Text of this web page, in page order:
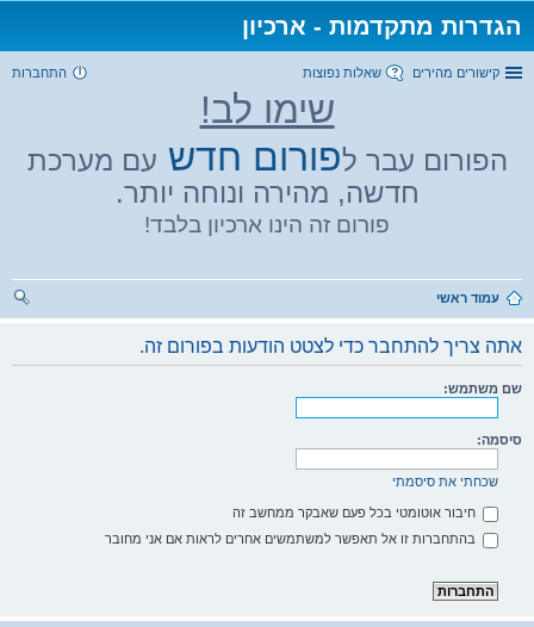
הגדרות מתקדמות - ארכיון
קישורים מהירים שאלות נפוצות התחברות
שימו לב!
הפורום עבר לפורום חדש עם מערכת
חדשה, מהירה ונוחה יותר.
פורום זה הינו ארכיון בלבד!
עמוד ראשי
אתה צריך להתחבר כדי לצטט הודעות בפורום זה.
שם משתמש:
סיסמה:
שכחתי את סיסמתי
חיבור אוטומטי בכל פעם שאבקר ממחשב זה
בהתחברות זו אל תאפשר למשתמשים אחרים לראות אם אני מחובר